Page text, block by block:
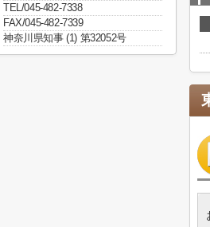
TEL/045-482-7338
FAX/045-482-7339
神奈川県知事 (1) 第32052号